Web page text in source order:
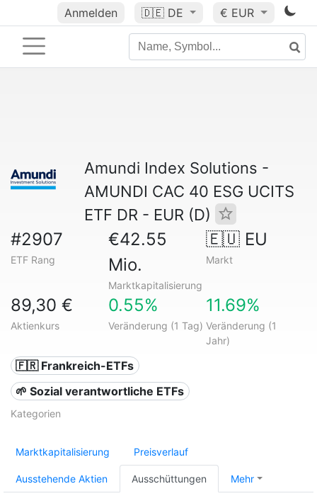
Anmelden 🇩🇪 DE € EUR
Amundi Index Solutions -
AMUNDI CAC 40 ESG UCITS
ETF DR - EUR (D)
#2907
ETF Rang
€42.55
Mio.
Marktkapitalisierung
🇪🇺 EU
Markt
89,30 €
Aktienkurs
0.55%
Veränderung (1 Tag)
11.69%
Veränderung (1
Jahr)
🇫🇷 Frankreich-ETFs
🌱 Sozial verantwortliche ETFs
Kategorien
Marktkapitalisierung Preisverlauf
Ausstehende Aktien Ausschüttungen Mehr